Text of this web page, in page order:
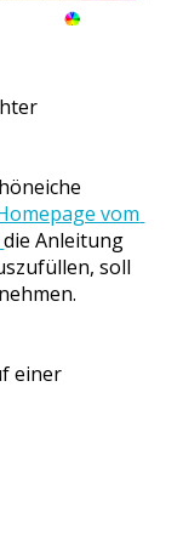
vom
die Anleitung
soll
einer